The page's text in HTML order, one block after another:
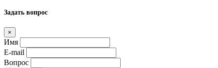
Задать вопрос
×
Имя
E-mail
Вопрос